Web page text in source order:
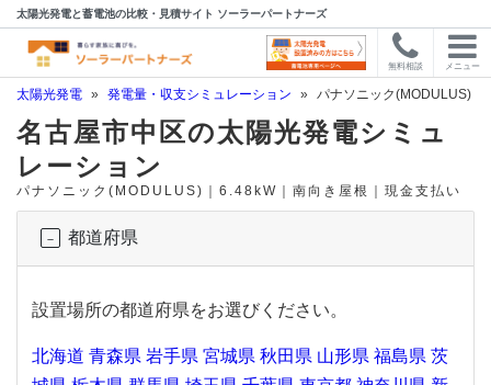
太陽光発電と蓄電池の比較・見積サイト ソーラーパートナーズ
無料相談 メニュー
太陽光発電 » 発電量・収支シミュレーション » パナソニック(MODULUS)
名古屋市中区の太陽光発電シミュ
レーション
パナソニック(MODULUS)｜6.48kW｜南向き屋根｜現金支払い
都道府県
設置場所の都道府県をお選びください。
北海道 青森県 岩手県 宮城県 秋田県 山形県 福島県 茨